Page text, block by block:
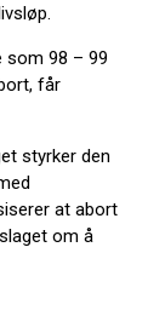
som 98 – 99
får
styrker den
at abort
om å